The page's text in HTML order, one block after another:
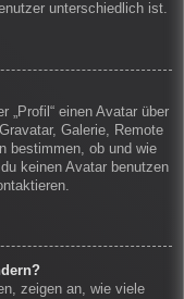
unterschiedlich ist.
„Profil“ einen Avatar über
Galerie, Remote
bestimmen, ob und wie
keinen Avatar benutzen
zeigen an, wie viele